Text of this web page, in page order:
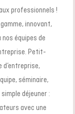
professionnels !
innovant,
équipes de
Petit-
d’entreprise,
séminaire,
simple déjeuner :
avec une